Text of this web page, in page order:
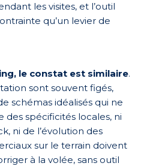
les visites, et l’outil
qu’un levier de
le constat est similaire.
sont souvent figés,
schémas idéalisés qui ne
spécificités locales, ni
ni de l’évolution des
sur le terrain doivent
à la volée, sans outil